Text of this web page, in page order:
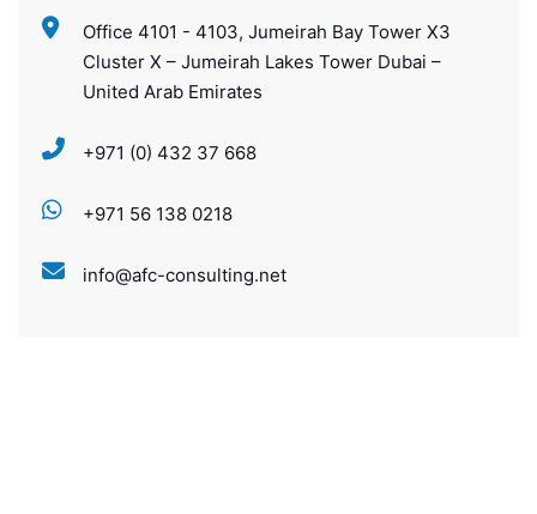
Office 4101 - 4103, Jumeirah Bay Tower X3
Cluster X – Jumeirah Lakes Tower Dubai –
United Arab Emirates
+971 (0) 432 37 668
+971 56 138 0218
info@afc-consulting.net